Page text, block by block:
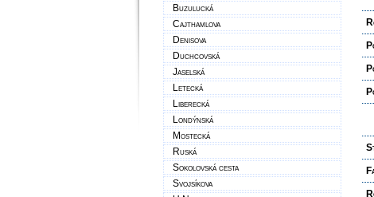
Buzulucká
Cajthamlova
Denisova
Duchcovská
Jaselská
Letecká
Liberecká
Londýnská
Mostecká
Ruská
Sokolovská cesta
Svojsíkova